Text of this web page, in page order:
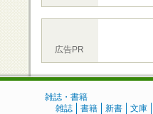
広告PR
雑誌・書籍
雑誌
書籍 新書 文庫